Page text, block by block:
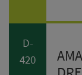
D-
420